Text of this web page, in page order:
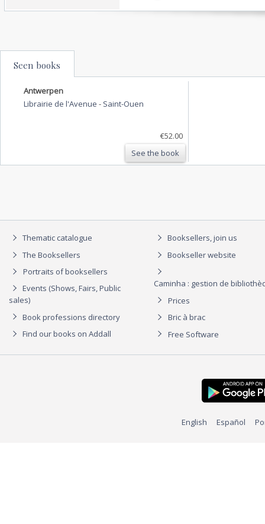
Seen books
Antwerpen
Librairie de l'Avenue - Saint-Ouen
€52.00
See the book
Thematic catalogue
The Booksellers
Portraits of booksellers
Events (Shows, Fairs, Public
sales)
Book professions directory
Find our books on Addall
Booksellers, join us
Bookseller website
Caminha : gestion de
Prices
Bric à brac
Free Software
English Español